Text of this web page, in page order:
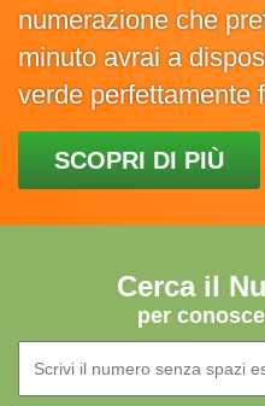
numerazione che
minuto avrai a
verde perfettamente
SCOPRI DI PIÙ
Cerca il
per